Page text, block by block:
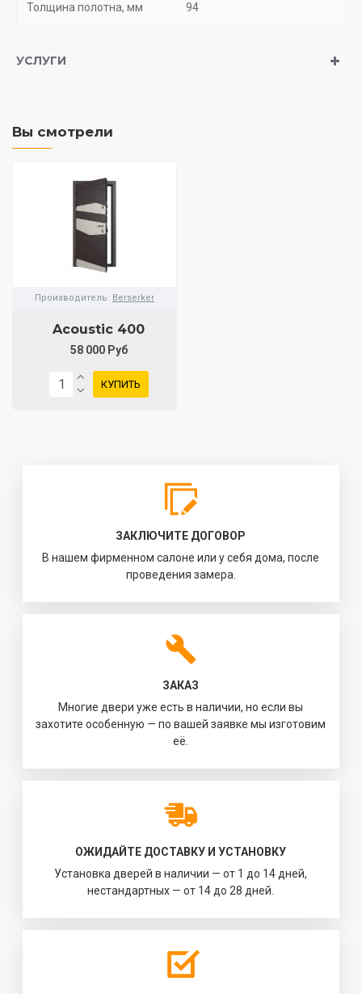
Толщина полотна, мм 94
УСЛУГИ
Вы смотрели
Производитель: Berserker
Acoustic 400
58 000 Руб
КУПИТЬ
ЗАКЛЮЧИТЕ ДОГОВОР
В нашем фирменном салоне или у себя дома, после
проведения замера.
ЗАКАЗ
Многие двери уже есть в наличии, но если вы
захотите особенную — по вашей заявке мы изготовим
её.
ОЖИДАЙТЕ ДОСТАВКУ И УСТАНОВКУ
Установка дверей в наличии — от 1 до 14 дней,
нестандартных — от 14 до 28 дней.